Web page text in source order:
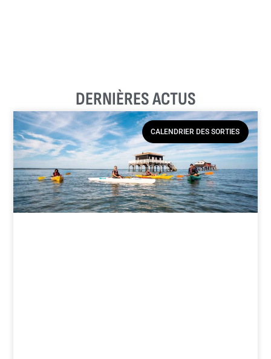
DERNIÈRES ACTUS
CALENDRIER DES SORTIES